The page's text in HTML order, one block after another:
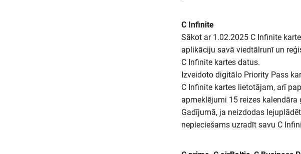
C Infinite
Sākot ar 1.02.2025 C Infinite
aplikāciju savā viedtālrunī un
C Infinite kartes datus.
Izveidoto digitālo Priority Pass
C Infinite kartes lietotājam, arī
apmeklējumi 15 reizes kalendāra
Gadījumā, ja neizdodas
nepieciešams uzradīt savu C